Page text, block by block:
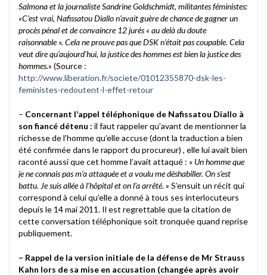
Salmona et la journaliste Sandrine Goldschmidt, militantes féministes:
«C’est vrai, Nafissatou Diallo n’avait guère de chance de gagner un
procès pénal et de convaincre 12 jurés « au delà du doute
raisonnable ». Cela ne prouve pas que DSK n’était pas coupable. Cela
veut dire qu’aujourd’hui, la justice des hommes est bien la justice des
hommes.» (Source :
http://www.liberation.fr/societe/01012355870-dsk-les-
feministes-redoutent-l-effet-retour
– Concernant l’appel téléphonique de Nafissatou Diallo à
son fiancé détenu : il faut rappeler qu’avant de mentionner la
richesse de l’homme qu’elle accuse (dont la traduction a bien
été confirmée dans le rapport du procureur) , elle lui avait bien
raconté aussi que cet homme l’avait attaqué : « Un homme que
je ne connais pas m’a attaquée et a voulu me déshabiller. On s’est
battu. Je suis allée à l’hôpital et on l’a arrêté. » S’ensuit un récit qui
correspond à celui qu’elle a donné à tous ses interlocuteurs
depuis le 14 mai 2011. Il est regrettable que la citation de
cette conversation téléphonique soit tronquée quand reprise
publiquement.
– Rappel de la version initiale de la défense de Mr Strauss
Kahn lors de sa mise en accusation (changée après avoir